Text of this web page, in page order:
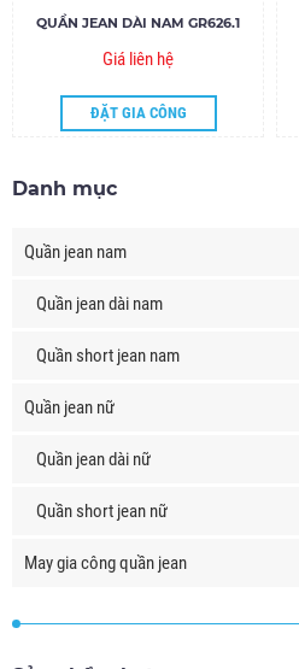
QUẦN JEAN DÀI NAM GR626.1
Giá liên hệ
ĐẶT GIA CÔNG
Danh mục
Quần jean nam
Quần jean dài nam
Quần short jean nam
Quần jean nữ
Quần jean dài nữ
Quần short jean nữ
May gia công quần jean